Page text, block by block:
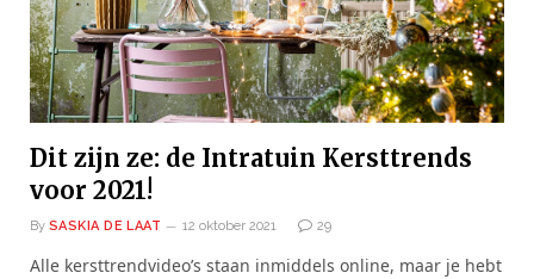
Dit zijn ze: de Intratuin Kersttrends
voor 2021!
By SASKIA DE LAAT 12 oktober 2021 29
Alle kersttrendvideo’s staan inmiddels online, maar je hebt